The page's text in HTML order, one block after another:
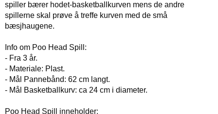
spiller bærer hodet-basketballkurven mens de andre
spillerne skal prøve å treffe kurven med de små
bæsjhaugene.
Info om Poo Head Spill:
- Fra 3 år.
- Materiale: Plast.
- Mål Pannebånd: 62 cm langt.
- Mål Basketballkurv: ca 24 cm i diameter.
Poo Head Spill inneholder: